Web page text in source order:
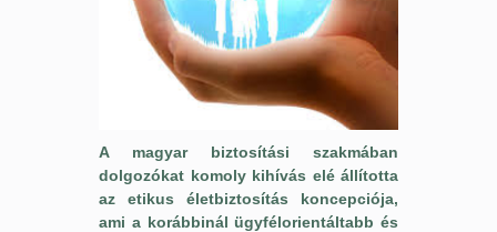
A magyar biztosítási szakmában
dolgozókat komoly kihívás elé állította
az etikus életbiztosítás koncepciója,
ami a korábbinál ügyfélorientáltabb és